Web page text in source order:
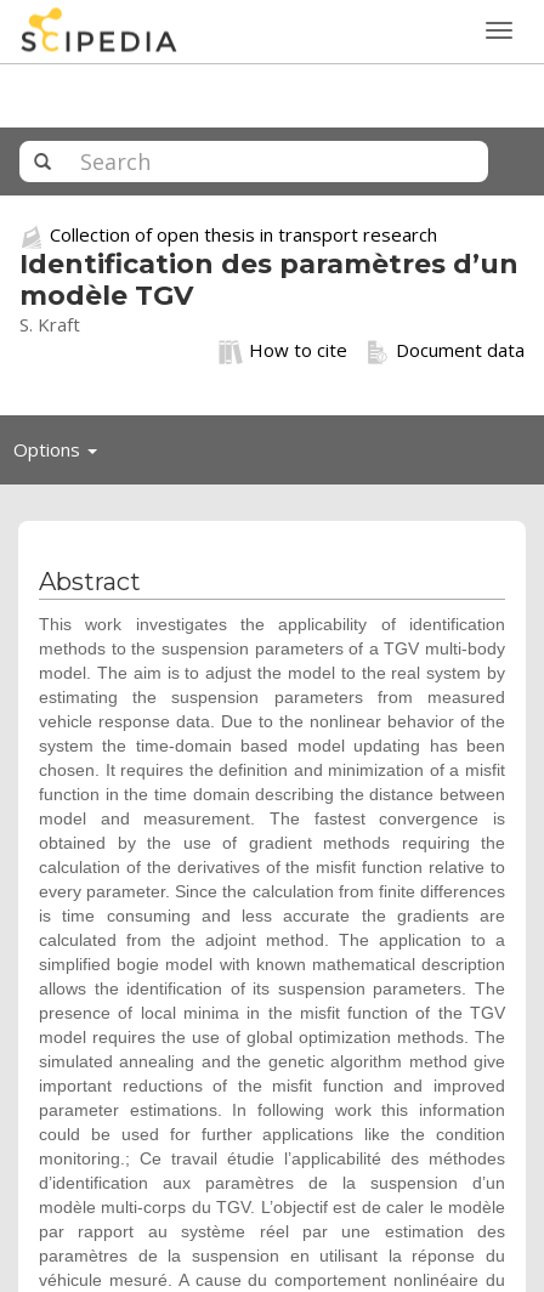
Collection of open thesis in transport research
Identification des paramètres d’un
modèle TGV
S. Kraft
Document data
How to cite
Options Toggle
Abstract
This work investigates the applicability of identification
methods to the suspension parameters of a TGV multi-body
model. The aim is to adjust the model to the real system by
estimating the suspension parameters from measured
vehicle response data. Due to the nonlinear behavior of the
system the time-domain based model updating has been
chosen. It requires the definition and minimization of a misfit
function in the time domain describing the distance between
model and measurement. The fastest convergence is
obtained by the use of gradient methods requiring the
calculation of the derivatives of the misfit function relative to
every parameter. Since the calculation from finite differences
is time consuming and less accurate the gradients are
calculated from the adjoint method. The application to a
simplified bogie model with known mathematical description
allows the identification of its suspension parameters. The
presence of local minima in the misfit function of the TGV
model requires the use of global optimization methods. The
simulated annealing and the genetic algorithm method give
important reductions of the misfit function and improved
parameter estimations. In following work this information
could be used for further applications like the condition
monitoring.; Ce travail étudie l’applicabilité des méthodes
d’identification aux paramètres de la suspension d’un
modèle multi-corps du TGV. L’objectif est de caler le modèle
par rapport au système réel par une estimation des
paramètres de la suspension en utilisant la réponse du
véhicule mesuré. A cause du comportement nonlinéaire du